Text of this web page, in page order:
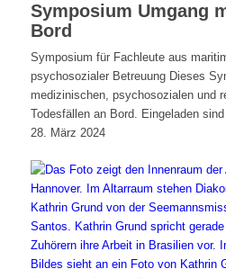
Symposium Umgang
Bord
Symposium für Fachleute aus
psychosozialer Betreuung Dieses
medizinischen, psychosozialen und
Todesfällen an Bord. Eingeladen
28. März 2024